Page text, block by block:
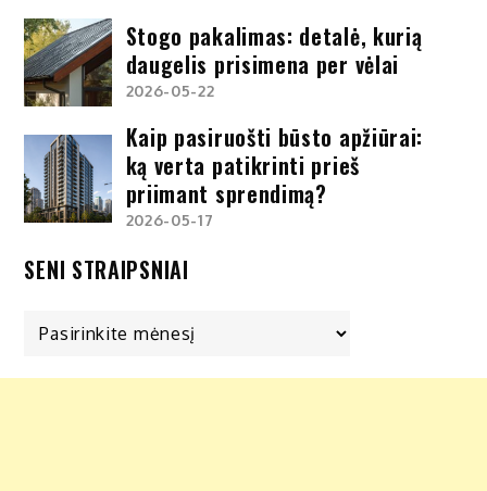
Stogo pakalimas: detalė, kurią
daugelis prisimena per vėlai
2026-05-22
Kaip pasiruošti būsto apžiūrai:
ką verta patikrinti prieš
priimant sprendimą?
2026-05-17
SENI STRAIPSNIAI